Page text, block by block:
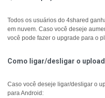
Todos os usuários do 4shared
em nuvem. Caso você deseje
você pode fazer o upgrade para o
Como ligar/desligar o
Caso você deseje ligar/desligar o
para Android: